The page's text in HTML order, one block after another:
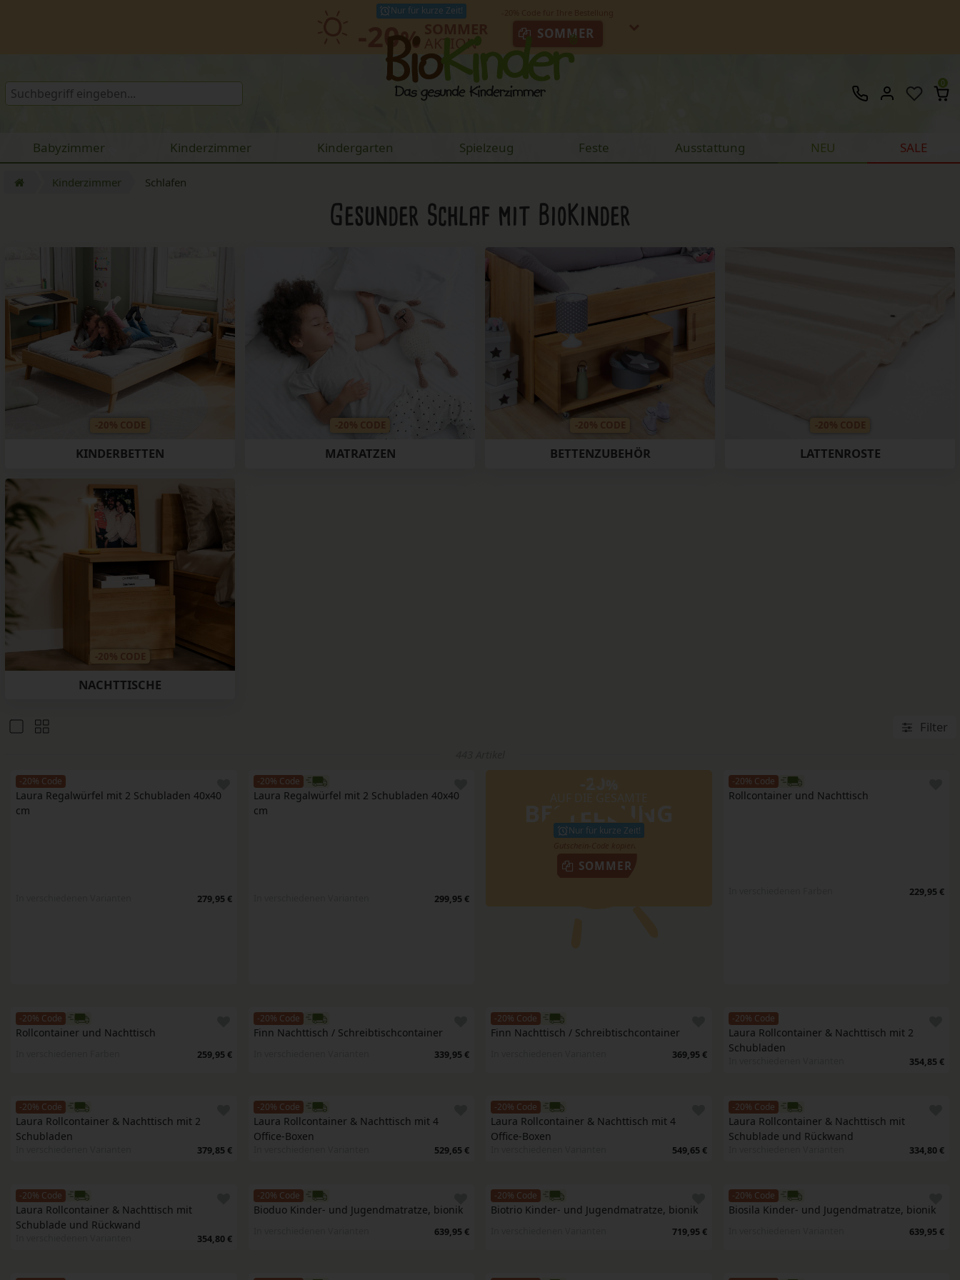
Nur für kurze Zeit!
-20% AKTION
SOMMER
0
Babyzimmer Kinderzimmer Kindergarten Spielzeug Feste Ausstattung NEU SALE
Kinderzimmer Schlafen
Gesunder Schlaf mit BioKinder
KINDERBETTEN MATRATZEN BETTENZUBEHÖR LATTENROSTE
NACHTTISCHE
Filter
-20% Code
Laura Regalwürfel mit 2 Schubladen 40x40
cm
279,95 €
-20% Code
Laura Regalwürfel mit 2 Schubladen 40x40
cm
299,95 €
AUF DIE GESAMTE
BESTELLUNG
Nur für kurze Zeit!
SOMMER
-20% Code
Rollcontainer und Nachttisch
229,95 €
-20% Code
Rollcontainer und Nachttisch
259,95 €
-20% Code
Finn Nachttisch / Schreibtischcontainer
339,95 €
-20% Code
Finn Nachttisch / Schreibtischcontainer
369,95 €
-20% Code
Laura Rollcontainer & Nachttisch mit 2
Schubladen
354,85 €
-20% Code
Laura Rollcontainer & Nachttisch mit 2
Schubladen
379,85 €
-20% Code
Laura Rollcontainer & Nachttisch mit 4
Office-Boxen
529,65 €
-20% Code
Laura Rollcontainer & Nachttisch mit 4
Office-Boxen
549,65 €
-20% Code
Laura Rollcontainer & Nachttisch mit
Schublade und Rückwand
334,80 €
-20% Code
Laura Rollcontainer & Nachttisch mit
Schublade und Rückwand
354,80 €
-20% Code
Bioduo Kinder- und Jugendmatratze, bionik
639,95 €
-20% Code
Biotrio Kinder- und Jugendmatratze, bionik
719,95 €
-20% Code
Biosila Kinder- und Jugendmatratze, bionik
639,95 €